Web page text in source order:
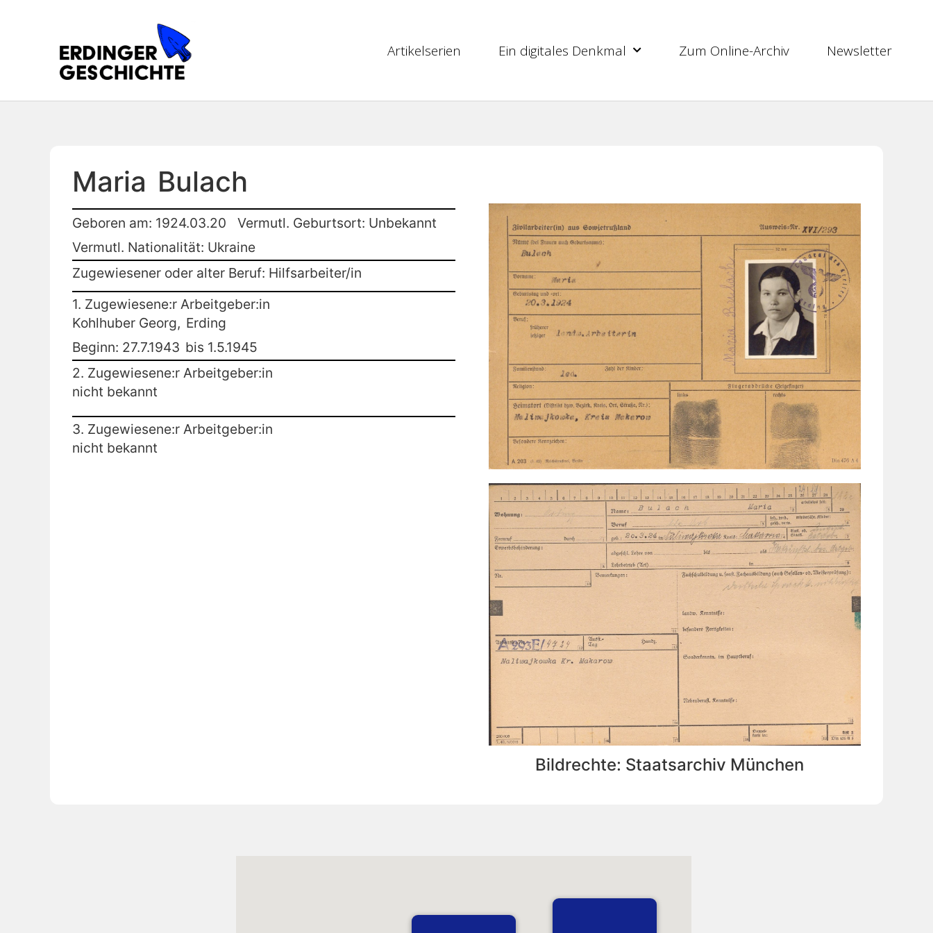
Artikelserien Ein digitales Denkmal Zum Online-Archiv Newsletter
Maria Bulach
Geboren am: 1924.03.20
Vermutl. Geburtsort: Unbekannt
Vermutl. Nationalität: Ukraine
Zugewiesener oder alter Beruf: Hilfsarbeiter/in
1. Zugewiesene:r Arbeitgeber:in
Kohlhuber Georg, Erding
Beginn: 27.7.1943 bis 1.5.1945
2. Zugewiesene:r Arbeitgeber:in
nicht bekannt
3. Zugewiesene:r Arbeitgeber:in
nicht bekannt
Bildrechte: Staatsarchiv München